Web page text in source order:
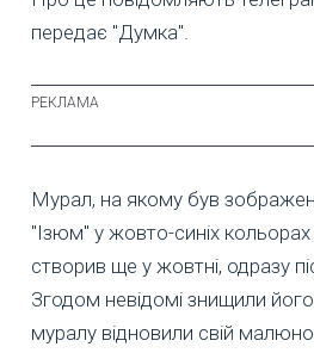
передає "Думка".
Мурал, на якому був
"Ізюм" у жовто-синіх
створив ще у жовтні, одразу
Згодом невідомі знищили
муралу відновили свій